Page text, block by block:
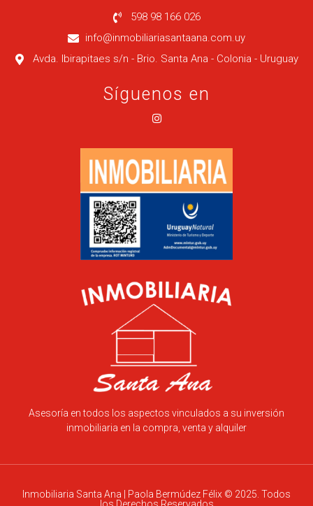
598 98 166 026
info@inmobiliariasantaana.com.uy
Avda. Ibirapitaes s/n - Brio. Santa Ana - Colonia - Uruguay
Síguenos en
Asesoría en todos los aspectos vinculados a su inversión
inmobiliaria en la compra, venta y alquiler
Inmobiliaria Santa Ana | Paola Bermúdez Félix © 2025. Todos
los Derechos Reservados